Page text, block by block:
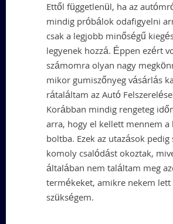
Ettől függetlenül, ha az
mindig próbálok odafigyelni
csak a legjobb minőségű
legyenek hozzá. Éppen ezért
számomra olyan nagy
mikor gumiszőnyeg vásárlás
rátaláltam az Autó
Korábban mindig rengeteg
arra, hogy el kellett mennem a
boltba. Ezek az utazások
komoly csalódást okoztak,
általában nem találtam meg
termékeket, amikre nekem lett
szükségem.